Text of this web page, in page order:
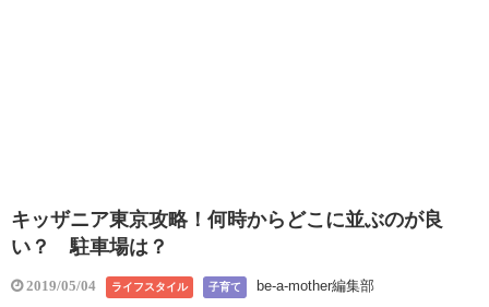
キッザニア東京攻略！何時からどこに並ぶのが良
い？ 駐車場は？
2019/05/04 ライフスタイル 子育て be-a-mother編集部